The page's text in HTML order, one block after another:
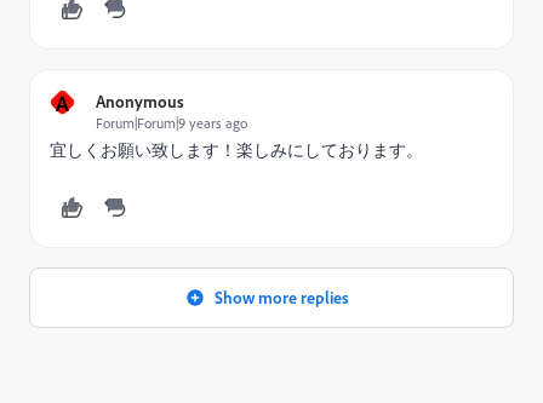
A Anonymous
Forum|Forum|9 years ago
宜しくお願い致します！楽しみにしております。
Show more replies